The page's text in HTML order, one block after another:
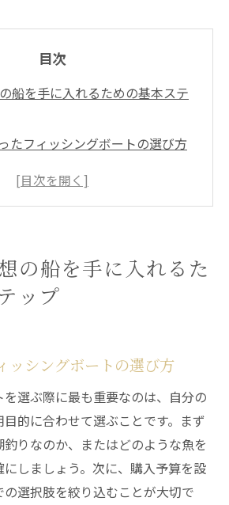
目次
船を手に入れるための基本ステ
たフィッシングボートの選び方
必要なライセンスと手続き
認すべき保証内容
ート購入時に重視すべき機能と
ィッシングボートに必要な要素
技術とその利点
ボートの素材と構造
対応するための装備
むための安全対策
の船を手に入れるた
ップ
ッシングボートの選び方
選ぶ際に最も重要なのは、自分の
的に合わせて選ぶことです。まず
りなのか、またはどのような魚を
しましょう。次に、購入予算を設
選択肢を絞り込むことが大切で